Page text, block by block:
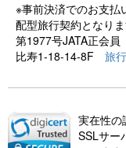
※事前決済でのお支払
配型旅行契約となり
第1977号JATA正会
比寿1-18-14-8F 旅
実在性の
SSLサー